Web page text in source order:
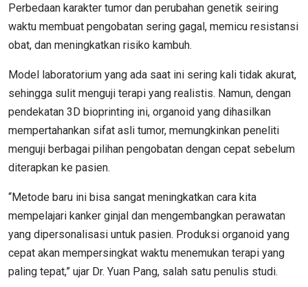
Perbedaan karakter tumor dan perubahan genetik seiring
waktu membuat pengobatan sering gagal, memicu resistansi
obat, dan meningkatkan risiko kambuh.
Model laboratorium yang ada saat ini sering kali tidak akurat,
sehingga sulit menguji terapi yang realistis. Namun, dengan
pendekatan 3D bioprinting ini, organoid yang dihasilkan
mempertahankan sifat asli tumor, memungkinkan peneliti
menguji berbagai pilihan pengobatan dengan cepat sebelum
diterapkan ke pasien.
“Metode baru ini bisa sangat meningkatkan cara kita
mempelajari kanker ginjal dan mengembangkan perawatan
yang dipersonalisasi untuk pasien. Produksi organoid yang
cepat akan mempersingkat waktu menemukan terapi yang
paling tepat,” ujar Dr. Yuan Pang, salah satu penulis studi.